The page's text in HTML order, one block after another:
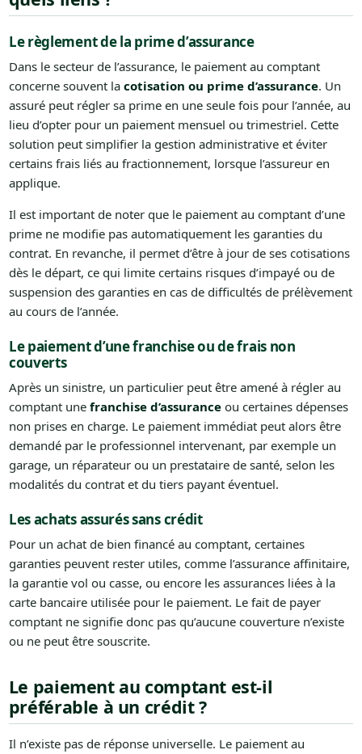
Le règlement de la prime d’assurance
Dans le secteur de l’assurance, le paiement au comptant
concerne souvent la cotisation ou prime d’assurance. Un
assuré peut régler sa prime en une seule fois pour l’année, au
lieu d’opter pour un paiement mensuel ou trimestriel. Cette
solution peut simplifier la gestion administrative et éviter
certains frais liés au fractionnement, lorsque l’assureur en
applique.
Il est important de noter que le paiement au comptant d’une
prime ne modifie pas automatiquement les garanties du
contrat. En revanche, il permet d’être à jour de ses cotisations
dès le départ, ce qui limite certains risques d’impayé ou de
suspension des garanties en cas de difficultés de prélèvement
au cours de l’année.
Le paiement d’une franchise ou de frais non
couverts
Après un sinistre, un particulier peut être amené à régler au
comptant une franchise d’assuranceou certaines dépenses
non prises en charge. Le paiement immédiat peut alors être
demandé par le professionnel intervenant, par exemple un
garage, un réparateur ou un prestataire de santé, selon les
modalités du contrat et du tiers payant éventuel.
Les achats assurés sans crédit
Pour un achat de bien financé au comptant, certaines
garanties peuvent rester utiles, comme l’assurance affinitaire,
la garantie vol ou casse, ou encore les assurances liées à la
carte bancaire utilisée pour le paiement. Le fait de payer
comptant ne signifie donc pas qu’aucune couverture n’existe
ou ne peut être souscrite.
Le paiement au comptant est-il
préférable à un crédit ?
Il n’existe pas de réponse universelle. Le paiement au